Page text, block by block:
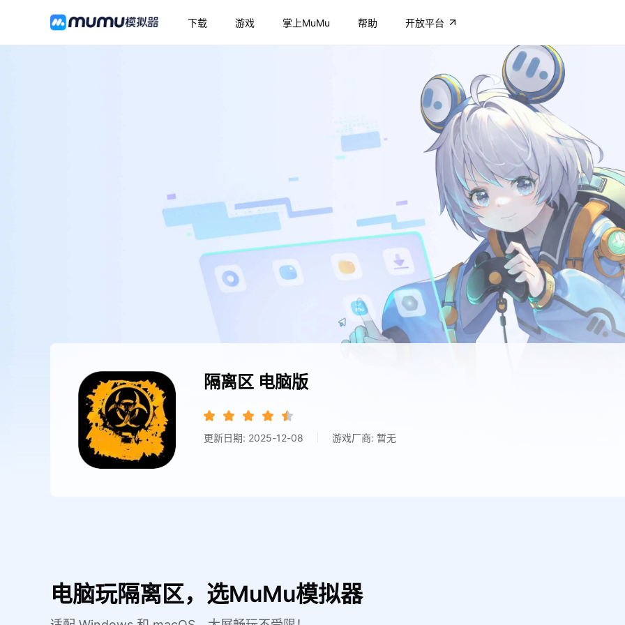
下载 游戏 掌上MuMu 帮助 开放平台
隔离区 电脑版
更新日期: 2025-12-08 游戏厂商: 暂无
电脑玩隔离区，选MuMu模拟器